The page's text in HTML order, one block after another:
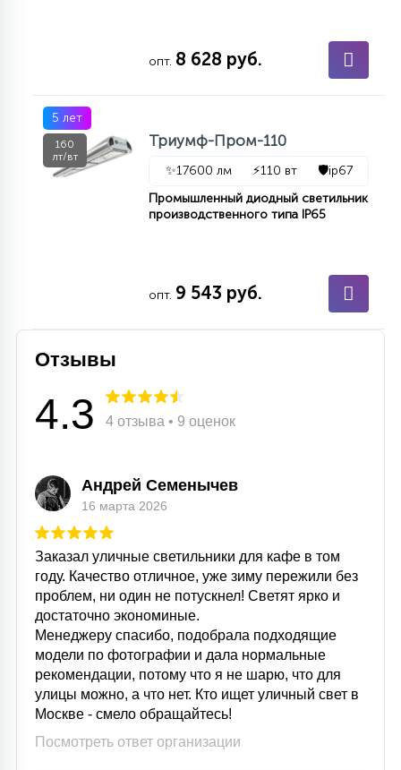
опт. 8 628 руб.
5 лет
160
лт/вт
Триумф-Пром-110
✨17600 лм ⚡110 вт 🛡️ip67
Промышленный диодный светильник
производственного типа IP65
опт. 9 543 руб.
Отзывы
4.3 4 отзыва • 9 оценок
Андрей Семенычев
16 марта 2026
Заказал уличные светильники для кафе в том
году. Качество отличное, уже зиму пережили без
проблем, ни один не потускнел! Светят ярко и
достаточно экономиные.
Менеджеру спасибо, подобрала подходящие
модели по фотографии и дала нормальные
рекомендации, потому что я не шарю, что для
улицы можно, а что нет. Кто ищет уличный свет в
Москве - смело обращайтесь!
Посмотреть ответ организации